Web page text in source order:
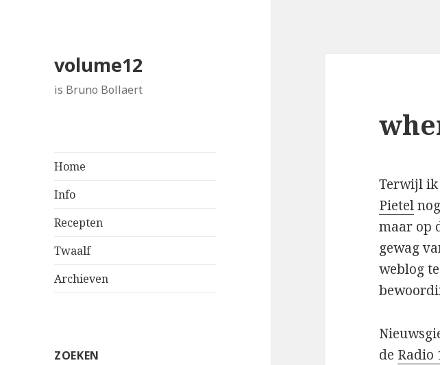
volume12
is Bruno Bollaert
Home
Info
Recepten
Twaalf
Archieven
ZOEKEN
Terwijl ik
Pietel
maar op
gewag
weblog
de Radio